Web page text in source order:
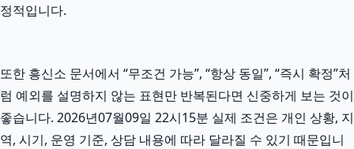
정적입니다.
또한 흥신소 문서에서 “무조건 가능”, “항상 동일”, “즉시 확정”처
럼 예외를 설명하지 않는 표현만 반복된다면 신중하게 보는 것이
좋습니다. 2026년07월09일 22시15분 실제 조건은 개인 상황, 지
역, 시기, 운영 기준, 상담 내용에 따라 달라질 수 있기 때문입니